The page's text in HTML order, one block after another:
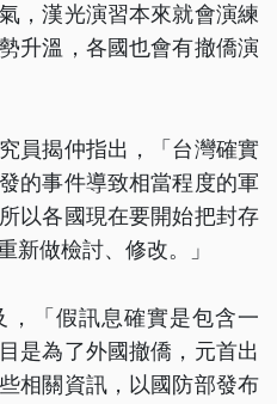
，漢光演習本來就會演練
升溫，各國也會有撤僑演
員揭仲指出，「台灣確實
的事件導致相當程度的軍
以各國現在要開始把封存
新做檢討、修改。」
「假訊息確實是包含一
是為了外國撤僑，元首出
相關資訊，以國防部發布